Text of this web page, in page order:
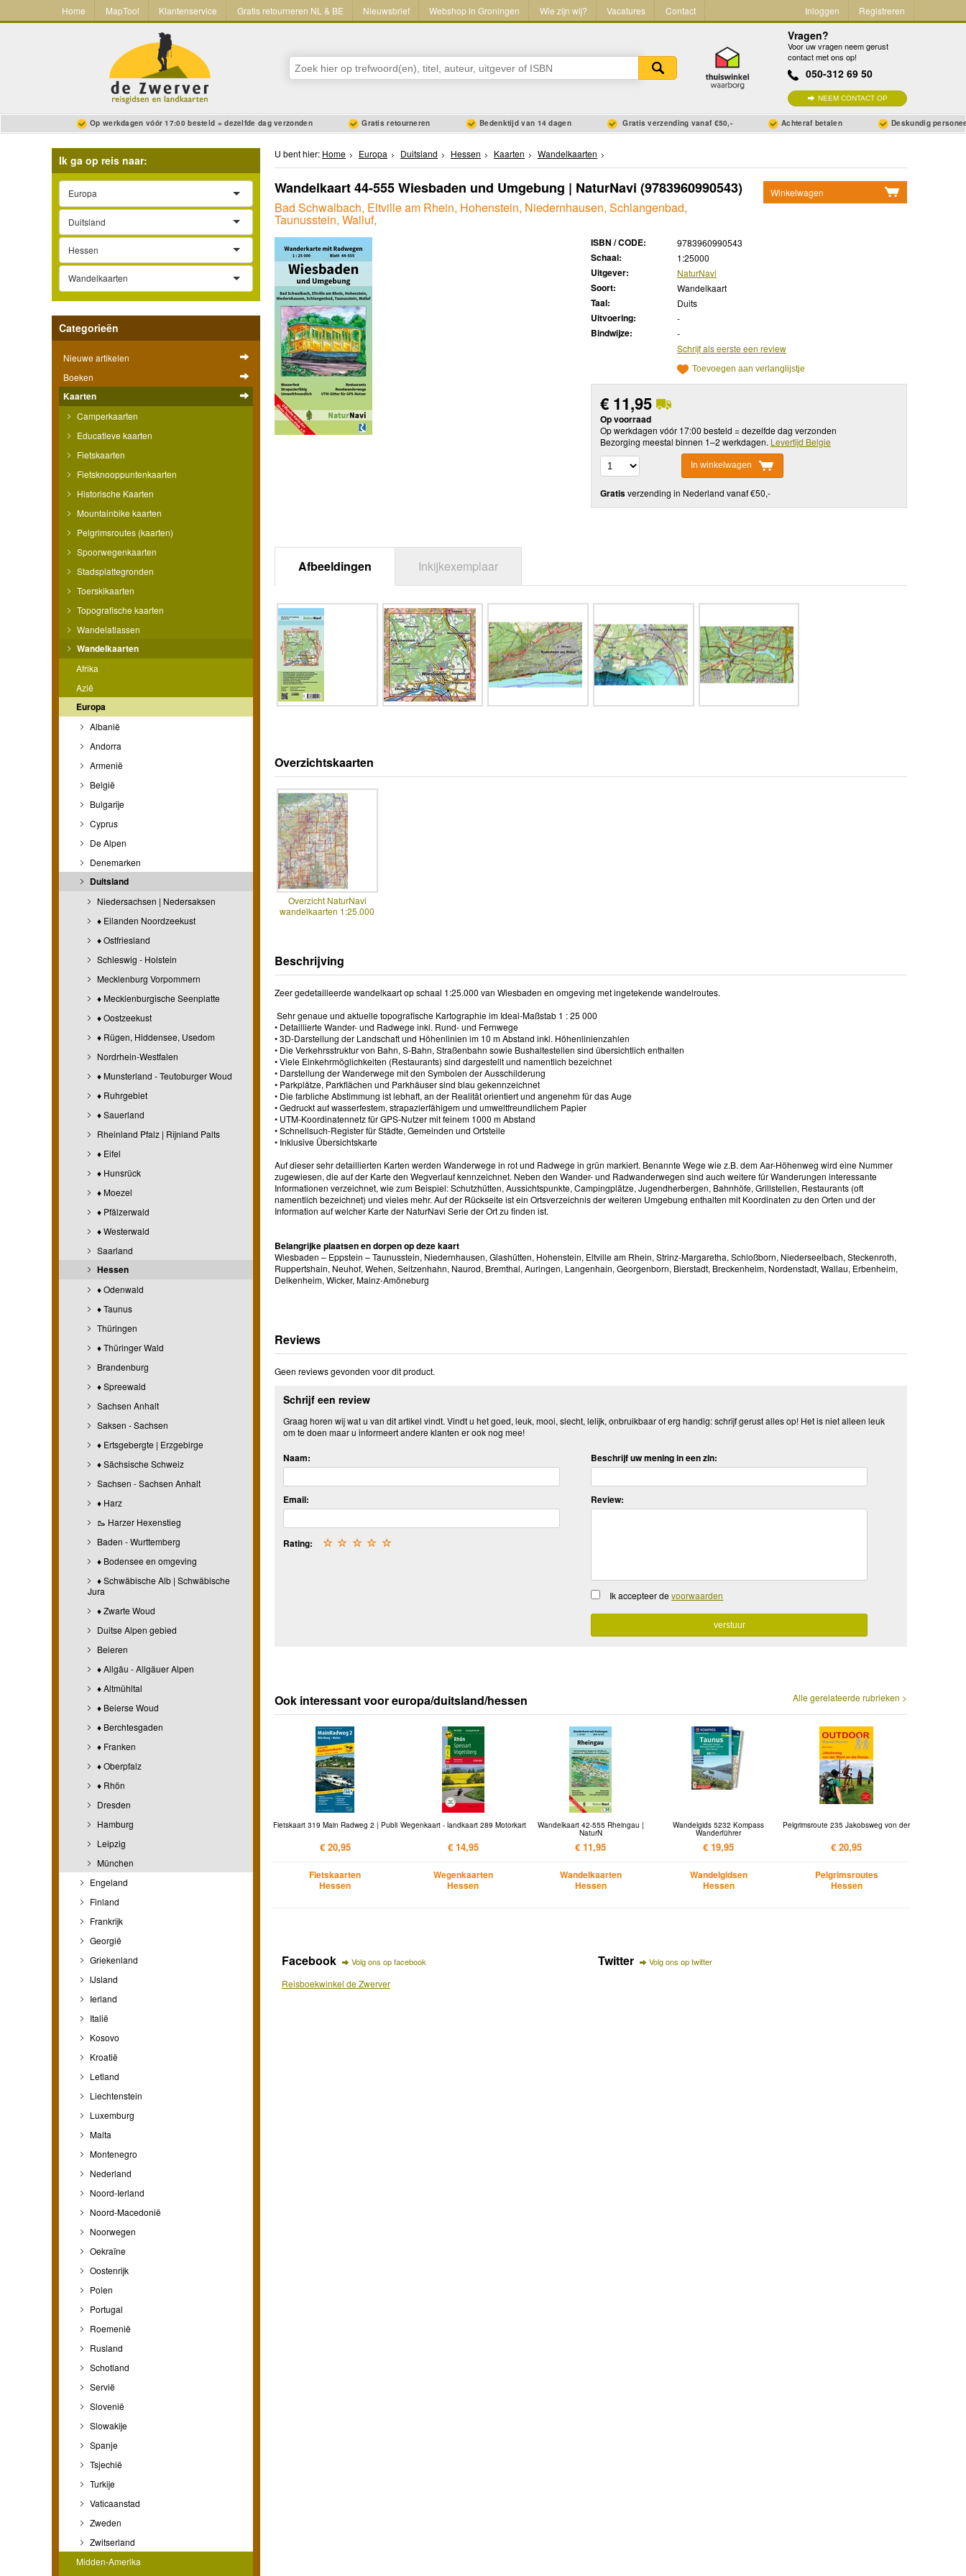
Home MapTool Klantenservice Gratis retourneren NL & BE Nieuwsbrief Webshop in Groningen Wie zijn wij? Vacatures Contact Inloggen Registreren
Vragen?
Voor uw vragen neem gerust
contact met ons op!
050-312 69 50
NEEM CONTACT OP
Op werkdagen vóór 17:00 besteld = dezelfde dag verzonden Gratis retourneren Bedenktijd van 14 dagen Gratis verzending vanaf €50,- Achteraf betalen Deskundig
Ik ga op reis naar:
Europa
Duitsland
Hessen
Wandelkaarten
Categorieën
Nieuwe artikelen
Boeken
Kaarten
Camperkaarten
Educatieve kaarten
Fietskaarten
Fietsknooppuntenkaarten
Historische Kaarten
Mountainbike kaarten
Pelgrimsroutes (kaarten)
Spoorwegenkaarten
Stadsplattegronden
Toerskikaarten
Topografische kaarten
Wandelatlassen
Wandelkaarten
Afrika
Azië
Europa
Albanië
Andorra
Armenië
België
Bulgarije
Cyprus
De Alpen
Denemarken
Duitsland
Niedersachsen | Nedersaksen
♦ Eilanden Noordzeekust
♦ Ostfriesland
Schleswig - Holstein
Mecklenburg Vorpommern
♦ Mecklenburgische Seenplatte
♦ Oostzeekust
♦ Rügen, Hiddensee, Usedom
Nordrhein-Westfalen
♦ Munsterland - Teutoburger Woud
♦ Ruhrgebiet
♦ Sauerland
Rheinland Pfalz | Rijnland Palts
♦ Eifel
♦ Hunsrück
♦ Moezel
♦ Pfälzerwald
♦ Westerwald
Saarland
Hessen
♦ Odenwald
♦ Taunus
Thüringen
♦ Thüringer Wald
Brandenburg
♦ Spreewald
Sachsen Anhalt
Saksen - Sachsen
♦ Ertsgebergte | Erzgebirge
♦ Sächsische Schweiz
Sachsen - Sachsen Anhalt
♦ Harz
🥾 Harzer Hexenstieg
Baden - Wurttemberg
♦ Bodensee en omgeving
♦ Schwäbische Alb | Schwäbische
Jura
♦ Zwarte Woud
Duitse Alpen gebied
Beieren
♦ Allgäu - Allgäuer Alpen
♦ Altmühltal
♦ Beierse Woud
♦ Berchtesgaden
♦ Franken
♦ Oberpfalz
♦ Rhön
Dresden
Hamburg
Leipzig
München
Engeland
Finland
Frankrijk
Georgië
Griekenland
IJsland
Ierland
Italië
Kosovo
Kroatië
Letland
Liechtenstein
Luxemburg
Malta
Montenegro
Nederland
Noord-Ierland
Noord-Macedonië
Noorwegen
Oekraïne
Oostenrijk
Polen
Portugal
Roemenië
Rusland
Schotland
Servië
Slovenië
Slowakije
Spanje
Tsjechië
Turkije
Vaticaanstad
Zweden
Zwitserland
Midden-Amerika
U bent hier: Home Europa Duitsland Hessen Kaarten Wandelkaarten
Winkelwagen
Wandelkaart 44-555 Wiesbaden und Umgebung | NaturNavi (9783960990543)
Bad Schwalbach, Eltville am Rhein, Hohenstein, Niedernhausen, Schlangenbad,
Taunusstein, Walluf,
ISBN / CODE: 9783960990543
Schaal: 1:25000
Uitgever: NaturNavi
Soort: Wandelkaart
Taal: Duits
Uitvoering: -
Bindwijze:
-
Schrijf als eerste een review
Toevoegen aan verlanglijstje
€ 11,95
Op voorraad
Op werkdagen vóór 17:00 besteld = dezelfde dag verzonden
Bezorging meestal binnen 1–2 werkdagen. Levertijd Belgie
In winkelwagen
Gratisverzending in Nederland vanaf €50,-
Afbeeldingen Inkijkexemplaar
Overzichtskaarten
Overzicht NaturNavi
wandelkaarten 1:25.000
Beschrijving
Zeer gedetailleerde wandelkaart op schaal 1:25.000 van Wiesbaden en omgeving met ingetekende wandelroutes.
Sehr genaue und aktuelle topografische Kartographie im Ideal-Maßstab 1 : 25 000
• Detaillierte Wander- und Radwege inkl. Rund- und Fernwege
• 3D-Darstellung der Landschaft und Höhenlinien im 10 m Abstand inkl. Höhenlinienzahlen
• Die Verkehrsstruktur von Bahn, S-Bahn, Straßenbahn sowie Bushaltestellen sind übersichtlich enthalten
• Viele Einkehrmöglichkeiten (Restaurants) sind dargestellt und namentlich bezeichnet
• Darstellung der Wanderwege mit den Symbolen der Ausschilderung
• Parkplätze, Parkflächen und Parkhäuser sind blau gekennzeichnet
• Die farbliche Abstimmung ist lebhaft, an der Realität orientiert und angenehm für das Auge
• Gedruckt auf wasserfestem, strapazierfähigem und umweltfreundlichem Papier
• UTM-Koordinatennetz für GPS-Nutzer mit feinem 1000 m Abstand
• Schnellsuch-Register für Städte, Gemeinden und Ortsteile
• Inklusive Übersichtskarte
Auf dieser sehr detaillierten Karten werden Wanderwege in rot und Radwege in grün markiert. Benannte Wege wie z.B. dem Aar-Höhenweg wird eine Nummer
zugewiesen, die auf der Karte den Wegverlauf kennzeichnet. Neben den Wander- und Radwanderwegen sind auch weitere für Wanderungen interessante
Informationen verzeichnet, wie zum Beispiel: Schutzhütten, Aussichtspunkte, Campingplätze, Jugendherbergen, Bahnhöfe, Grillstellen, Restaurants (oft
namentlich bezeichnet) und vieles mehr. Auf der Rückseite ist ein Ortsverzeichnis der weiteren Umgebung enthalten mit Koordinaten zu den Orten und der
Information auf welcher Karte der NaturNavi Serie der Ort zu finden ist.
Belangrijke plaatsen en dorpen op deze kaart
Wiesbaden – Eppstein – Taunusstein, Niedernhausen, Glashütten, Hohenstein, Eltville am Rhein, Strinz-Margaretha, Schloßborn, Niederseelbach, Steckenroth,
Ruppertshain, Neuhof, Wehen, Seitzenhahn, Naurod, Bremthal, Auringen, Langenhain, Georgenborn, Bierstadt, Breckenheim, Nordenstadt, Wallau, Erbenheim,
Delkenheim, Wicker, Mainz-Amöneburg
Reviews
Geen reviews gevonden voor dit product.
Schrijf een review
Graag horen wij wat u van dit artikel vindt. Vindt u het goed, leuk, mooi, slecht, lelijk, onbruikbaar of erg handig: schrijf gerust alles op! Het is niet alleen leuk
om te doen maar u informeert andere klanten er ook nog mee!
Naam:
Email:
Rating: ☆
☆
☆
☆
☆
Beschrijf uw mening in een zin:
Review:
Ik accepteer devoorwaarden
Alle gerelateerde rubrieken >
Ook interessant voor europa/duitsland/hessen
Fietskaart 319 Main Radweg 2 | Publi
€ 20,95
Fietskaarten
Hessen
Wegenkaart - landkaart 289 Motorkart
€ 14,95
Wegenkaarten
Hessen
Wandelkaart 42-555 Rheingau |
NaturN
€ 11,95
Wandelkaarten
Hessen
Wandelgids 5232 Kompass
Wanderführer
€ 19,95
Wandelgidsen
Hessen
Pelgrimsroute 235 Jakobsweg von der
€ 20,95
Pelgrimsroutes
Hessen
Facebook Volg ons op facebook
Reisboekwinkel de Zwerver
Twitter Volg ons op twitter